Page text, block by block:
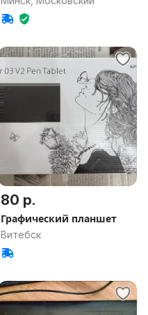
80 р.
Графический планшет
Витебск